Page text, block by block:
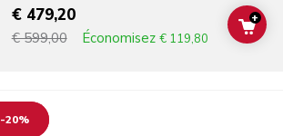
€ 479,20
€ 599,00 Économisez € 119,80 ADD
+
-20%